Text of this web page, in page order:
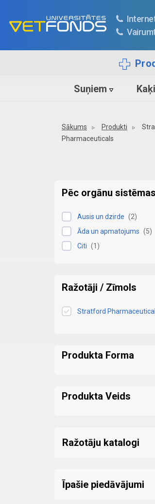
Suņiem
Sākums Produkti
Pharmaceuticals
Pēc orgānu sistēmas
Ausis un dzirde (2)
Āda un apmatojums (5)
Citi (1 )
Ražotāji / Zīmols
Stratford
Produkta Forma
Produkta Veids
Ražotāju katalogi
Īpašie piedāvājumi